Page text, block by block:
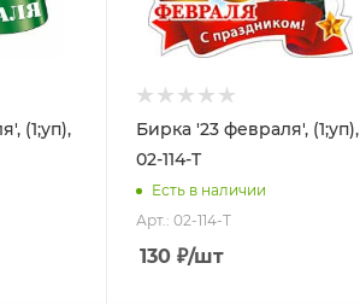
(1;уп),
Бирка '23 февраля', (1;уп),
02-114-T
Есть в наличии
Арт.: 02-114-T
130 ₽/шт